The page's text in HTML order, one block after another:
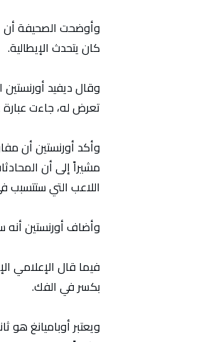
وأوضحت الصحيفة أن
كان يتحدث الإيطالية.
وقال ديفيد أورنستين
تعرض له، جاءت
وأكد أورنستين أن
مشيراً إلى أن
اللاعب التي ستتسبب
وأضاف أورنستين أنه
بكسر في الفك.
ويعتبر أوباميانغ